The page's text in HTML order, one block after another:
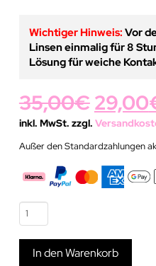
Wichtiger Hinweis:Vor
Linsen einmalig für 8
Lösung für weiche
35,00€
Preis
war:
29,00
inkl. MwSt. zzgl.
Außer den Standardzahlungen
Grüne
Kontaktlinse
|
Princess
In den Warenkorb